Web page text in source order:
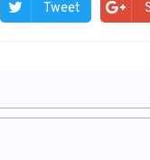
Tweet